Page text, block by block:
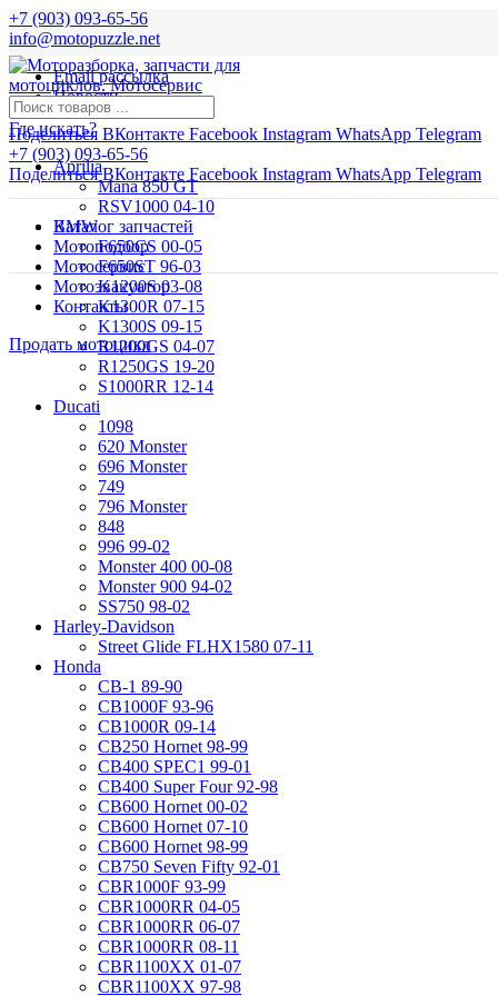
+7 (903) 093-65-56
info@motopuzzle.net
Email рассылка
Новости
Поделиться ВКонтакте Facebook Instagram WhatsApp Telegram
+7 (903) 093-65-56
Поделиться ВКонтакте Facebook Instagram WhatsApp Telegram
Где искать?
Aprilia
Mana 850 GT
RSV1000 04-10
BMW
F650CS 00-05
F650ST 96-03
K1200S 03-08
K1300R 07-15
K1300S 09-15
R1200GS 04-07
R1250GS 19-20
S1000RR 12-14
Ducati
1098
620 Monster
696 Monster
749
796 Monster
848
996 99-02
Monster 400 00-08
Monster 900 94-02
SS750 98-02
Harley-Davidson
Street Glide FLHX1580 07-11
Honda
CB-1 89-90
CB1000F 93-96
CB1000R 09-14
CB250 Hornet 98-99
CB400 SPEC1 99-01
CB400 Super Four 92-98
CB600 Hornet 00-02
CB600 Hornet 07-10
CB600 Hornet 98-99
CB750 Seven Fifty 92-01
CBR1000F 93-99
CBR1000RR 04-05
CBR1000RR 06-07
CBR1000RR 08-11
CBR1100XX 01-07
CBR1100XX 97-98
Каталог запчастей
Мотоподбор
Мотосервис
Мотоэвакуатор
Контакты
Продать мотоцикл